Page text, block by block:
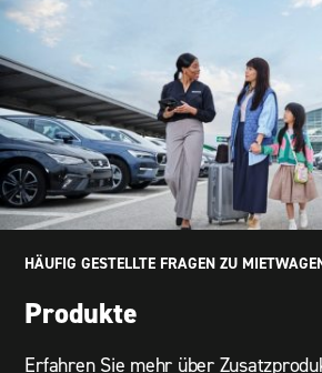
HÄUFIG GESTELLTE FRAGEN ZU
Produkte
Erfahren Sie mehr über